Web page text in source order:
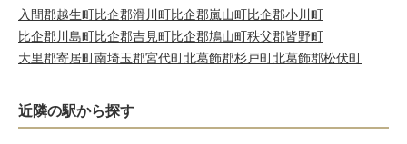
入間郡越生町比企郡滑川町比企郡嵐山町比企郡小川町
比企郡川島町比企郡吉見町比企郡鳩山町秩父郡皆野町
大里郡寄居町南埼玉郡宮代町北葛飾郡杉戸町北葛飾郡松伏町
近隣の駅から探す